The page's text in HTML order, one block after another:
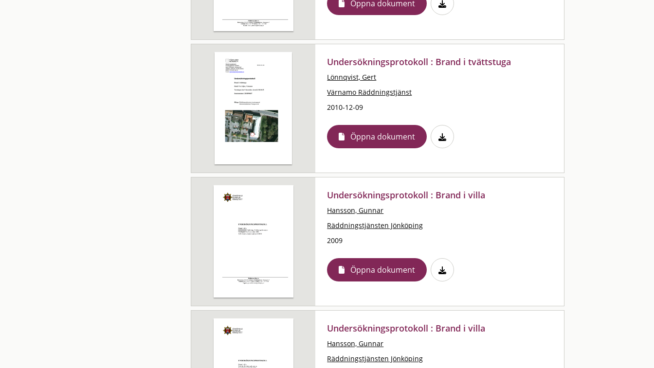
Öppna dokument
Undersökningsprotokoll : Brand i tvättstuga
Lönnqvist, Gert
Värnamo Räddningstjänst
2010-12-09
Öppna dokument
Undersökningsprotokoll : Brand i villa
Hansson, Gunnar
Räddningstjänsten Jönköping
2009
Öppna dokument
Undersökningsprotokoll : Brand i villa
Hansson, Gunnar
Räddningstjänsten Jönköping